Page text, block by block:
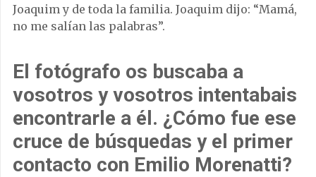
Joaquim y de toda la familia. Joaquim dijo: “Mamá,
no me salían las palabras”.
El fotógrafo os buscaba a
vosotros y vosotros intentabais
encontrarle a él. ¿Cómo fue ese
cruce de búsquedas y el primer
contacto con Emilio Morenatti?